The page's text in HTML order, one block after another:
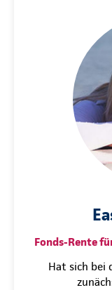
Fonds-Rente
Hat sich bei